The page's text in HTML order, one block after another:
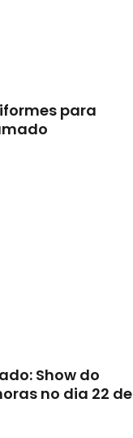
para
Show do
no dia 22 de